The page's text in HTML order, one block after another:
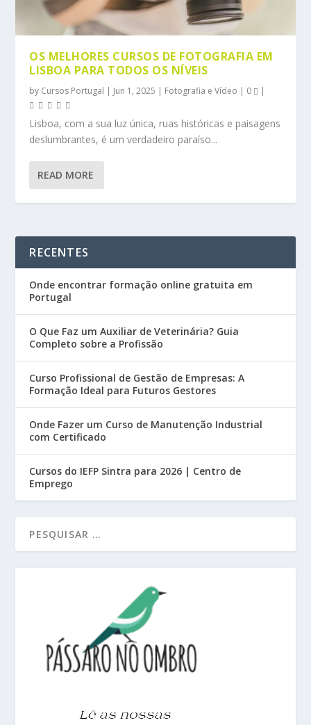
OS MELHORES CURSOS DE FOTOGRAFIA EM
LISBOA PARA TODOS OS NÍVEIS
by Cursos Portugal | Jun 1, 2025 | Fotografia e Vídeo | 0 |
Lisboa, com a sua luz única, ruas históricas e paisagens
deslumbrantes, é um verdadeiro paraíso...
READ MORE
RECENTES
Onde encontrar formação online gratuita em
Portugal
O Que Faz um Auxiliar de Veterinária? Guia
Completo sobre a Profissão
Curso Profissional de Gestão de Empresas: A
Formação Ideal para Futuros Gestores
Onde Fazer um Curso de Manutenção Industrial
com Certificado
Cursos do IEFP Sintra para 2026 | Centro de
Emprego